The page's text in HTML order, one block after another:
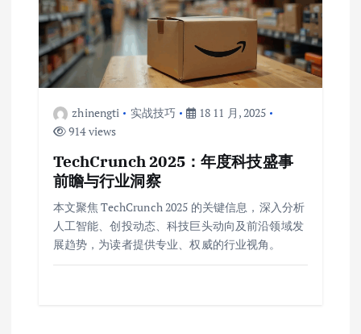
zhinengti 实战技巧
18 11 月, 2025
914 views
TechCrunch 2025：年度科技盛事
前瞻与行业洞察
本文聚焦 TechCrunch 2025 的关键信息，深入分析
人工智能、创投动态、科技巨头动向及前沿领域发
展趋势，为读者提供专业、权威的行业视角。